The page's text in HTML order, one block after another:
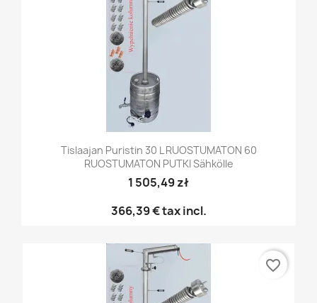
Tislaajan Puristin 30 L RUOSTUMATON 60
RUOSTUMATON PUTKI Sähkölle
1 505,49 zł
366,39 €tax incl.
favorite_border